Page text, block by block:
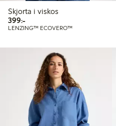
Skjorta i viskos
399:-399,00 kr
LENZING™ ECOVERO™